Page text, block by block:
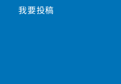
我要投稿